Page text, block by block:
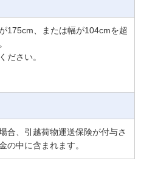
175cm、または幅が104cmを超
ださい。
合、引越荷物運送保険が付与さ
の中に含まれます。